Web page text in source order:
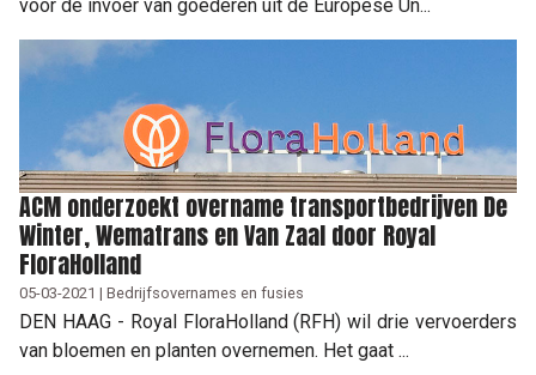
voor de invoer van goederen uit de Europese Un...
ACM onderzoekt overname transportbedrijven De
Winter, Wematrans en Van Zaal door Royal
FloraHolland
05-03-2021 | Bedrijfsovernames en fusies
DEN HAAG - Royal FloraHolland (RFH) wil drie vervoerders
van bloemen en planten overnemen. Het gaat ...